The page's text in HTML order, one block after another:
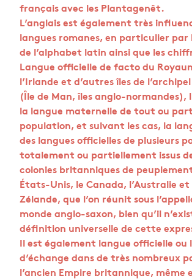
français avec les Plantagenêt.
L’anglais est également très
langues romanes, en particulier par
de l’alphabet latin ainsi que les
Langue officielle de facto du
l’Irlande et d’autres îles de
(Île de Man, îles anglo-normandes),
la langue maternelle de tout ou
population, et suivant les cas, la
des langues officielles de plusieurs
totalement ou partiellement issus
colonies britanniques de
États-Unis, le Canada, l’Australie
Zélande, que l’on réunit sous
monde anglo-saxon, bien qu’il
définition universelle de cette
Il est également langue officielle ou
d’échange dans de très nombreux
l’ancien Empire britannique, même